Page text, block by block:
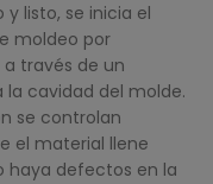
listo, se inicia el
moldeo por
través de un
la cavidad del molde.
se controlan
el material llene
haya defectos en la